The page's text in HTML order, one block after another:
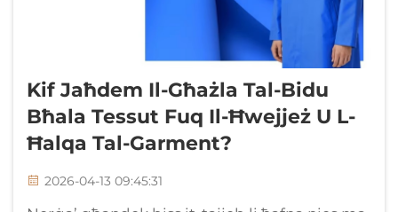
Kif Jaħdem Il-Għażla Tal-Bidu
Bħala Tessut Fuq Il-Ħwejjeż U L-
Ħalqa Tal-Garment?
2026-04-13 09:45:31